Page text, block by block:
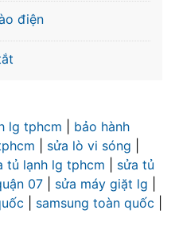
điện
lg tphcm
bảo hành
sửa lò vi sóng
tủ lạnh lg tphcm
sửa tủ
07 sửa máy giặt lg
samsung toàn quốc